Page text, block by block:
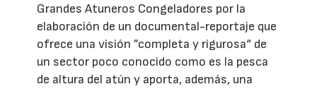
Grandes Atuneros Congeladores por la
elaboración de un documental-reportaje que
ofrece una visión ”completa y rigurosa“ de
un sector poco conocido como es la pesca
de altura del atún y aporta, además, una